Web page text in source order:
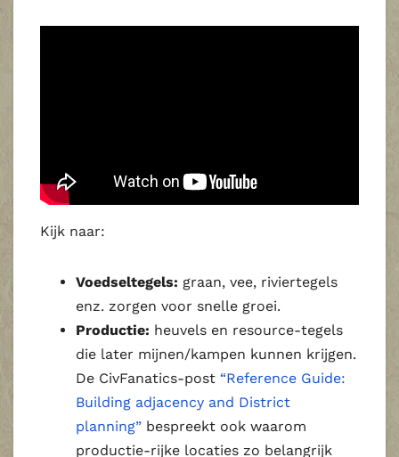
Kijk naar:
Voedseltegels: graan, vee, riviertegels
enz. zorgen voor snelle groei.
Productie: heuvels en resource‑tegels
die later mijnen/kampen kunnen krijgen.
De CivFanatics‑post “Reference Guide:
Building adjacency and District
planning” bespreekt ook waarom
productie‑rijke locaties zo belangrijk